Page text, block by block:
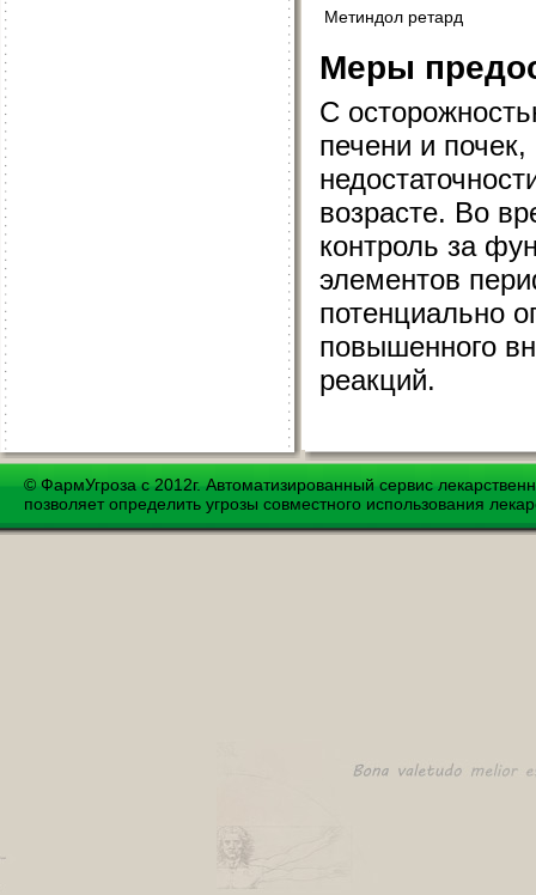
Метиндол ретард
Меры
С
печени и
возрасте. Во
контроль за
элементов
потенциально
повышенного
реакций.
© ФармУгроза с 2012г. Автоматизированный сервис
позволяет определить угрозы совместного использования